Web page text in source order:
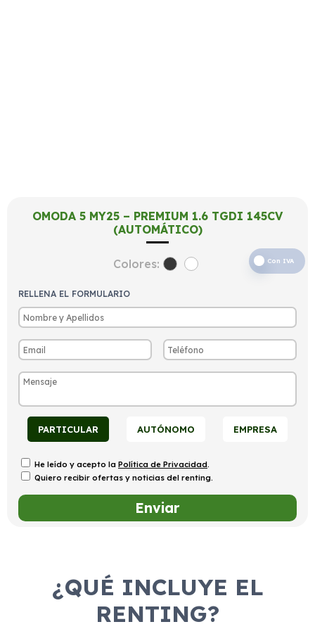
OMODA 5 MY25 – PREMIUM 1.6 TGDI 145CV
(AUTOMÁTICO)
Con IVA
Colores:
RELLENA EL FORMULARIO
PARTICULAR AUTÓNOMO EMPRESA
He leído y acepto la Política de Privacidad.
Quiero recibir ofertas y noticias del renting.
¿QUÉ INCLUYE EL
RENTING?